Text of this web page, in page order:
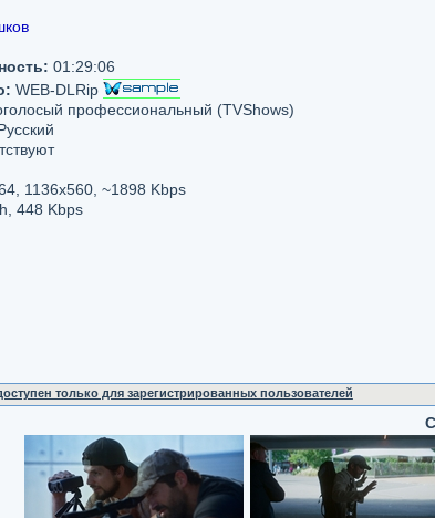
01:29:06
WEB-DLRip
профессиональный (TVShows)
1136x560, ~1898 Kbps
448 Kbps
только для зарегистрированных пользователей